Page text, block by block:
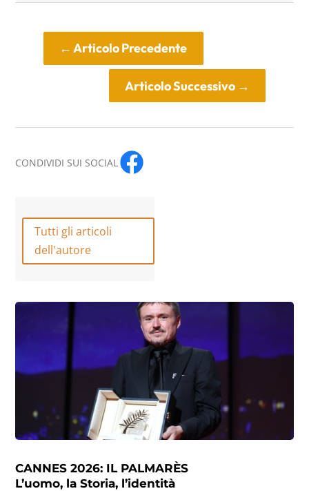
←Articolo Precedente
Articolo Successivo→
CONDIVIDI SUI SOCIAL
Tutti gli articoli
dell'autore
CANNES 2026: IL PALMARÈS
L’uomo, la Storia, l’identità